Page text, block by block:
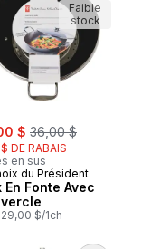
$ , formerly:
36,00 $
DE RABAIS
en sus
du Président
En Fonte Avec
29,00 $/1ch
Faible
stock